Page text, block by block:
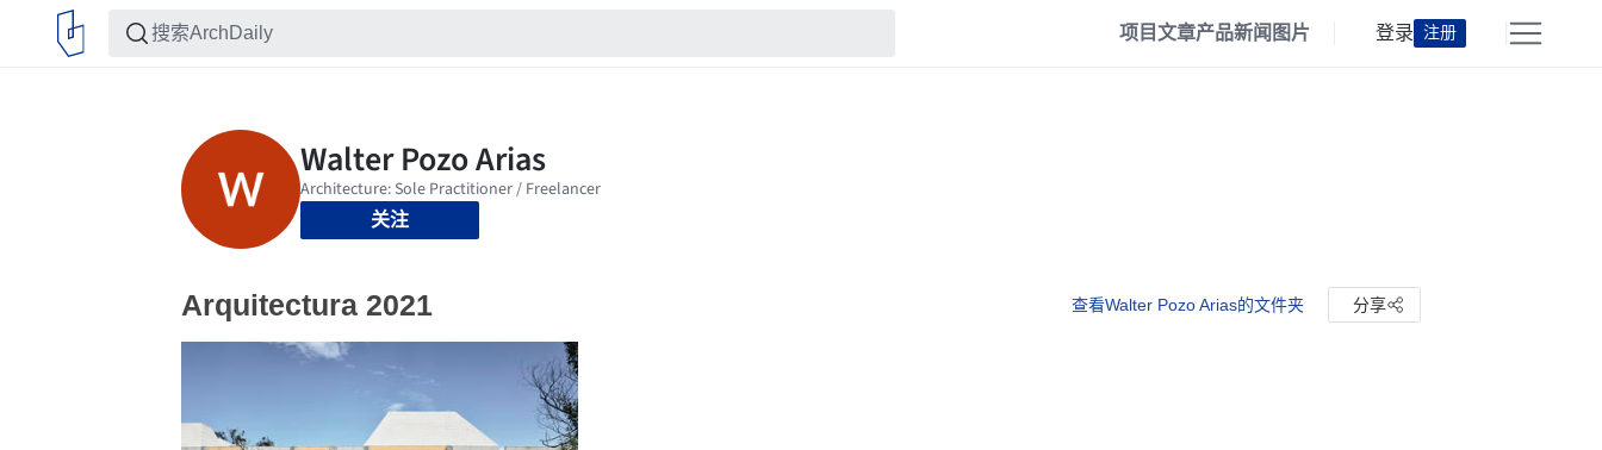
项目文章产品新闻 图片 登录 注册
关注
Arquitectura 2021 查看Walter Pozo Arias的文件夹 分享